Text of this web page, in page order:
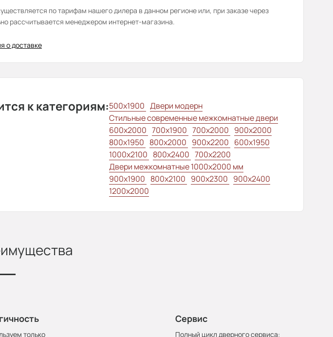
по тарифам нашего дилера в данном регионе или, при заказе через
рассчитывается менеджером интернет-магазина.
о доставке
к категориям:500x1900 Двери модерн
Стильные современные межкомнатные двери
600x2000 700x1900 700x2000 900x2000
800х1950 800x2000 900x2200 600x1950
1000x2100 800x2400 700x2200
Двери межкомнатные 1000х2000 мм
900x1900 800x2100 900x2300 900x2400
1200x2000
только
Сервис
Полный цикл дверного сервиса: